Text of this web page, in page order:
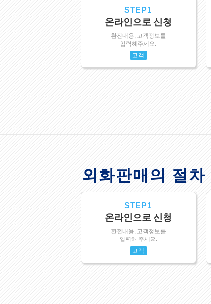
STEP1
온라인으로 신청
환전내용, 고객정보를
입력해주세요.
고객
외화판매의 절차
STEP1
온라인으로 신청
환전내용, 고객정보를
입력해 주세요.
고객